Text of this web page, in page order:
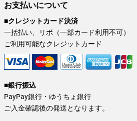
お支払いについて
■クレジットカード決済
一括払い、リボ（一部カード利用不可）
ご利用可能なクレジットカード
■銀行振込
PayPay銀行・ゆうちょ銀行
ご入金確認後の発送となります。